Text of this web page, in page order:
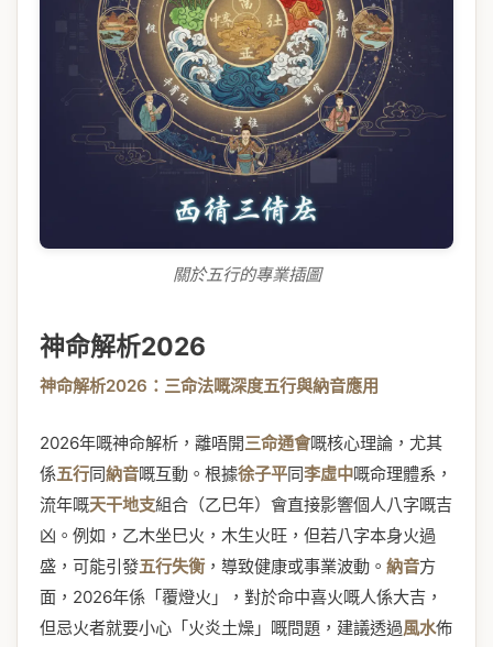
關於五行的專業插圖
神命解析2026
神命解析2026：三命法嘅深度五行與納音應用
2026年嘅神命解析，離唔開三命通會嘅核心理論，尤其
係五行同納音嘅互動。根據徐子平同李虛中嘅命理體系，
流年嘅天干地支組合（乙巳年）會直接影響個人八字嘅吉
凶。例如，乙木坐巳火，木生火旺，但若八字本身火過
盛，可能引發五行失衡，導致健康或事業波動。 納音方
面，2026年係「覆燈火」，對於命中喜火嘅人係大吉，
但忌火者就要小心「火炎土燥」嘅問題，建議透過風水佈